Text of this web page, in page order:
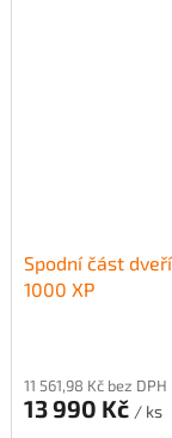
Spodní část
1000 XP
11 561,98 Kč bez DPH
13 990 Kč / ks